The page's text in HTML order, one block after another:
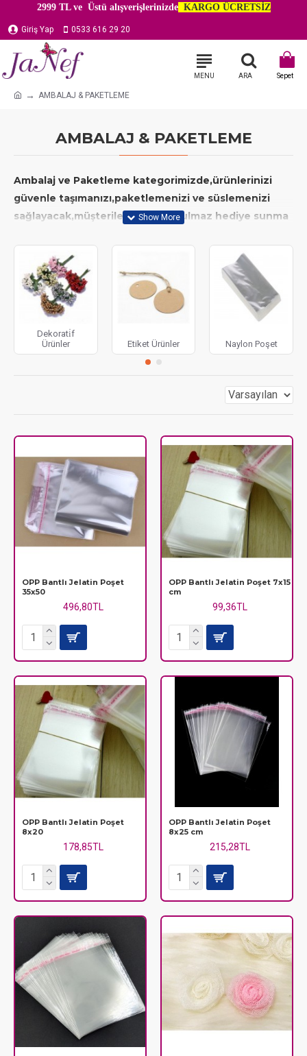
2999 TL ve Üstü alışverişlerinizdeKARGO ÜCRETSİZ
Giriş Yap 0533 616 29 20
AMBALAJ & PAKETLEME
AMBALAJ & PAKETLEME
Ambalaj ve Paketleme kategorimizde,ürünlerinizi
güvenle taşımanızı,paketlemenizi ve süslemenizi
sağlayacak,müşterilerinize unutulmaz hediye sunma
getirdik.
Dayanıklıpelur kağıt, ambalaj ve paketleme
malzemeleri,opp bantlı jelatin poşetler
gibi
ürünlerinizi korumaya yaracak malzemeler,
dekoratif
süsleme malzemelerinden,
sağlayanetiket ürünler,yapışkanlı sticker
kadar geniş bir yelpaze sunuyoruz.
İşletmenizin ihtiyaçlarına uygun fiyatlı ve kaliteli
Dekorati̇f
Ürünler
Etiket Ürünler Naylon Poşet
OPP Bantlı Jelatin Poşet
35x50
496,80TL
OPP Bantlı Jelatin Poşet 7x15
cm
99,36TL
OPP Bantlı Jelatin Poşet
8x20
178,85TL
OPP Bantlı Jelatin Poşet
8x25 cm
215,28TL